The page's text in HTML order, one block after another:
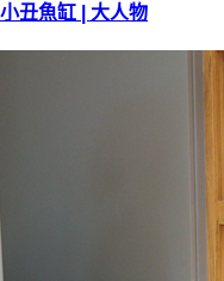
丑魚缸 | 大人物